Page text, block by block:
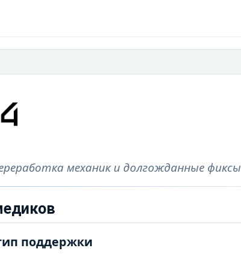
механик и долгожданные фиксы
поддержки